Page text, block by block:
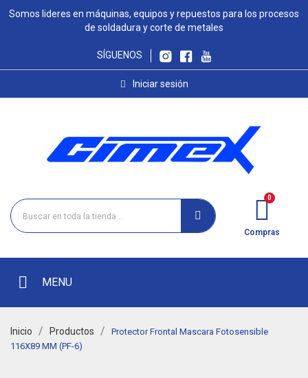
Somos lideres en máquinas, equipos y repuestos para los procesos
de soldadura y corte de metales
SÍGUENOS
Iniciar sesión
Compras
MENU
Inicio Productos
Protector Frontal Mascara Fotosensible
116X89 MM (PF-6)